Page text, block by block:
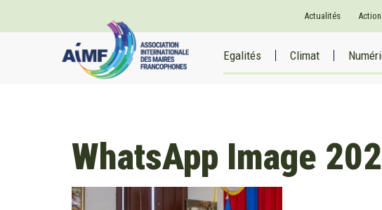
Actualités
Egalités Climat
WhatsApp Image